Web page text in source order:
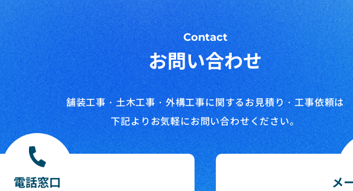
Contact
お問い合わせ
舗装工事・土木工事・外構工事に関するお見積り・工事依頼は
下記よりお気軽にお問い合わせください。
電話窓口 メ